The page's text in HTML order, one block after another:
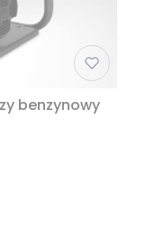
benzynowy